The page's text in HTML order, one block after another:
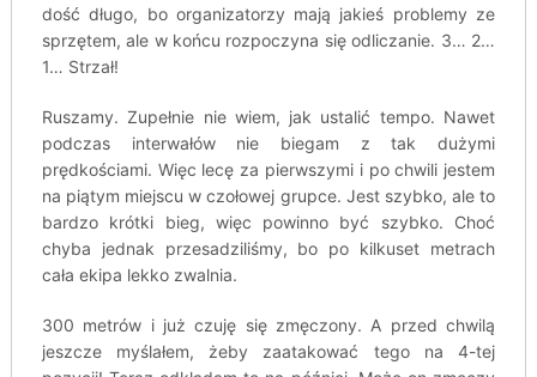
dość długo, bo organizatorzy mają jakieś problemy ze
sprzętem, ale w końcu rozpoczyna się odliczanie. 3… 2…
1… Strzał!
Ruszamy. Zupełnie nie wiem, jak ustalić tempo. Nawet
podczas interwałów nie biegam z tak dużymi
prędkościami. Więc lecę za pierwszymi i po chwili jestem
na piątym miejscu w czołowej grupce. Jest szybko, ale to
bardzo krótki bieg, więc powinno być szybko. Choć
chyba jednak przesadziliśmy, bo po kilkuset metrach
cała ekipa lekko zwalnia.
300 metrów i już czuję się zmęczony. A przed chwilą
jeszcze myślałem, żeby zaatakować tego na 4-tej